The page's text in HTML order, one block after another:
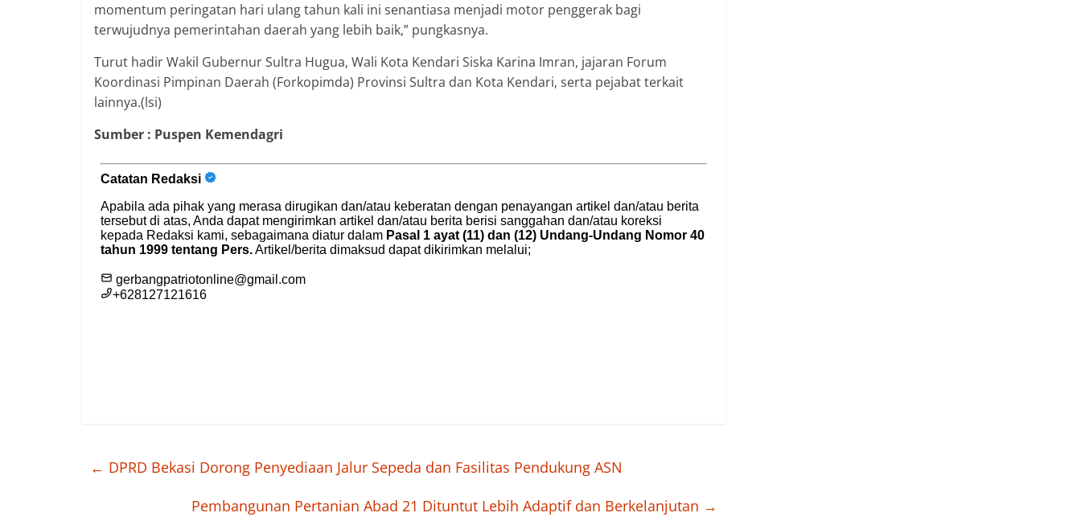
momentum peringatan hari ulang tahun kali ini senantiasa menjadi motor penggerak bagi
terwujudnya pemerintahan daerah yang lebih baik,” pungkasnya.
Turut hadir Wakil Gubernur Sultra Hugua, Wali Kota Kendari Siska Karina Imran, jajaran Forum
Koordinasi Pimpinan Daerah (Forkopimda) Provinsi Sultra dan Kota Kendari, serta pejabat terkait
lainnya.(lsi)
Sumber : Puspen Kemendagri
← DPRD Bekasi Dorong Penyediaan Jalur Sepeda dan Fasilitas Pendukung ASN
Pembangunan Pertanian Abad 21 Dituntut Lebih Adaptif dan Berkelanjutan →